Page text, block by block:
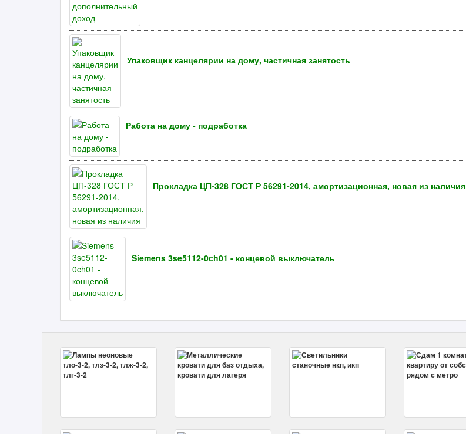
Упаковщик канцелярии на дому, частичная занятость
Работа на дому - подработка
Прокладка ЦП-328 ГОСТ Р 56291-2014, амортизационная, новая из наличия
Siemens 3se5112-0ch01 - концевой выключатель